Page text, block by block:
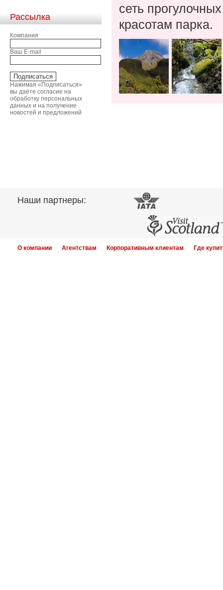
Рассылка
Компания
Ваш E-mail
Нажимая «Подписаться»
вы даёте согласие на
обработку персональных
данных и на получение
новостей и предложений
сеть
красотам парка.
Наши партнеры:
О компании Агентствам Корпоративным клиентам Где